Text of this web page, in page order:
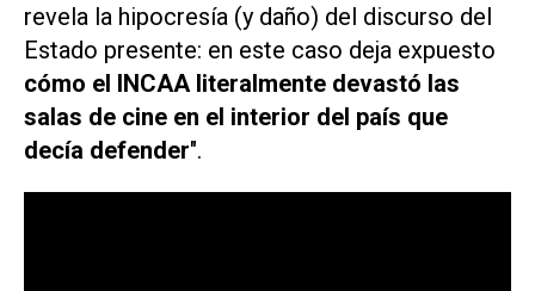
revela la hipocresía (y daño) del discurso del
Estado presente: en este caso deja expuesto
cómo el INCAA literalmente devastó las
salas de cine en el interior del país que
decía defender".